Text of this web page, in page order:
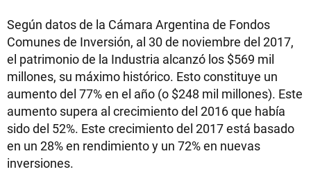
Según datos de la Cámara Argentina de Fondos
Comunes de Inversión, al 30 de noviembre del 2017,
el patrimonio de la Industria alcanzó los $569 mil
millones, su máximo histórico. Esto constituye un
aumento del 77% en el año (o $248 mil millones). Este
aumento supera al crecimiento del 2016 que había
sido del 52%. Este crecimiento del 2017 está basado
en un 28% en rendimiento y un 72% en nuevas
inversiones.